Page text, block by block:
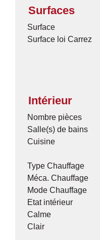
Surfaces
Surface
Surface loi Carrez
Intérieur
Nombre pièces
Salle(s) de bains
Cuisine
Type Chauffage
Méca. Chauffage
Mode Chauffage
Etat intérieur
Calme
Clair